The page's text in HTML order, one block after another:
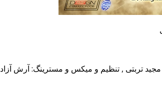
مجید تربتی , تنظیم و میکس و مسترینگ: آرش آزاد